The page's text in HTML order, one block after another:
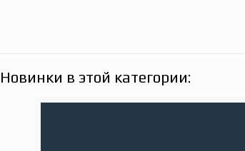
Новинки в этой категории: